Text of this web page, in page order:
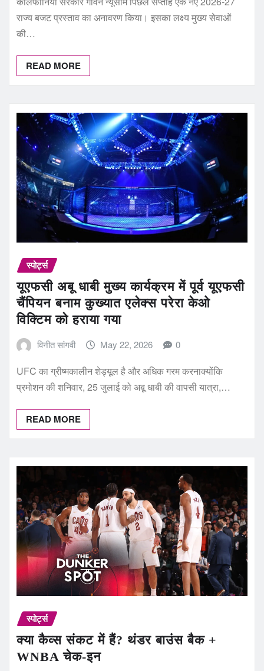
राज्य बजट प्रस्ताव का अनावरण किया। इसका लक्ष्य मुख्य सेवाओं
की…
READ MORE
स्पोर्ट्स
यूएफसी अबू धाबी मुख्य कार्यक्रम में पूर्व यूएफसी
चैंपियन बनाम कुख्यात एलेक्स परेरा केओ
विक्टिम को हराया गया
विनीत सांगवी May 22, 2026 0
UFC का ग्रीष्मकालीन शेड्यूल है और अधिक गरम करनाक्योंकि
प्रमोशन की शनिवार, 25 जुलाई को अबू धाबी की वापसी यात्रा,…
READ MORE
स्पोर्ट्स
क्या कैव्स संकट में हैं? थंडर बाउंस बैक +
WNBA चेक-इन